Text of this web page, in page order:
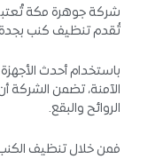
شركة جوهرة مكة
تُقدم تنظيف كنب
باستخدام أحدث الأجهزة
الآمنة، تضمن الشركة
الروائح والبقع.
فمن خلال تنظيف